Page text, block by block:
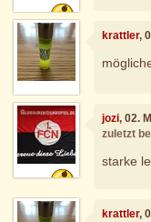
krattler,
jozi, 02.
zuletzt
starke
krattler,